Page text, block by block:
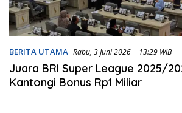
BERITA UTAMA Rabu, 3 Juni 2026 | 13:29 WIB
Juara BRI Super League 2025/
Kantongi Bonus Rp1 Miliar